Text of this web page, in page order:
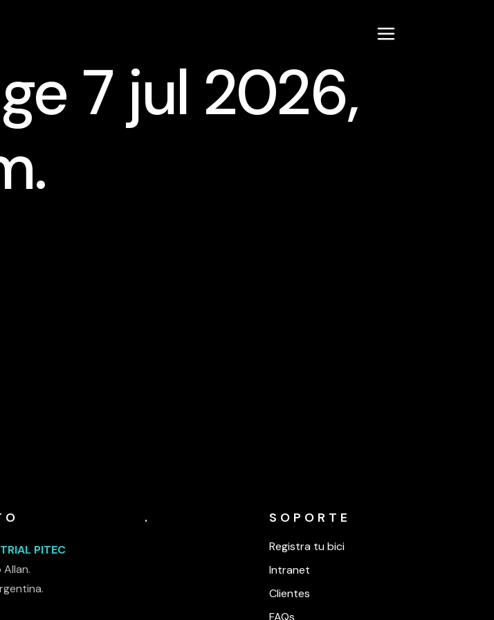
7 jul 2026,
PITEC
Allan.
. SOPORTE
Registra tu bici
Intranet
Clientes
FAQs